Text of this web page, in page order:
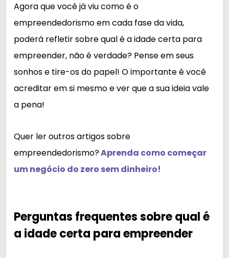
Agora que você já viu como é o
empreendedorismo em cada fase da vida,
poderá refletir sobre qual é a idade certa para
empreender, não é verdade? Pense em seus
sonhos e tire-os do papel! O importante é você
acreditar em si mesmo e ver que a sua ideia vale
a pena!
Quer ler outros artigos sobre
empreendedorismo?Aprenda como começar
um negócio do zero sem dinheiro!
Perguntas frequentes sobre qual é
a idade certa para empreender